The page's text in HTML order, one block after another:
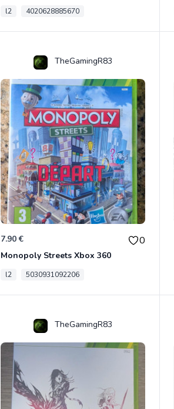
l2 4020628885670
TheGamingR83
7.90 € 0
Monopoly Streets Xbox 360
l2 5030931092206
TheGamingR83